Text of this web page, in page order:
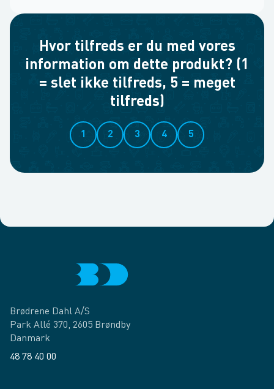
Hvor tilfreds er du med vores
information om dette produkt? (1
= slet ikke tilfreds, 5 = meget
tilfreds)
1 2 3 4 5
Brødrene Dahl A/S
Park Allé 370, 2605 Brøndby
Danmark
48 78 40 00